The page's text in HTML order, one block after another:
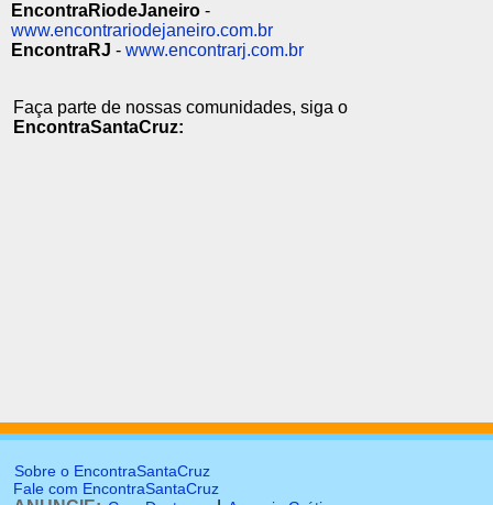
EncontraRiodeJaneiro -
www.encontrariodejaneiro.com.br
EncontraRJ - www.encontrarj.com.br
Faça parte de nossas comunidades, siga o
EncontraSantaCruz:
Sobre o EncontraSantaCruz
Fale com EncontraSantaCruz